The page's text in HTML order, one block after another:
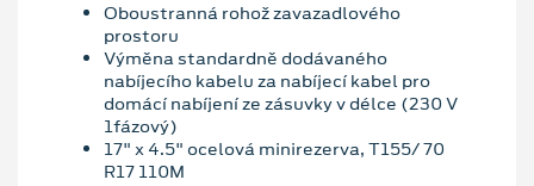
Oboustranná rohož zavazadlového
prostoru
Výměna standardně dodávaného
nabíjecího kabelu za nabíjecí kabel pro
domácí nabíjení ze zásuvky v délce (230 V
1fázový)
17" x 4.5" ocelová minirezerva, T155/ 70
R17 110M